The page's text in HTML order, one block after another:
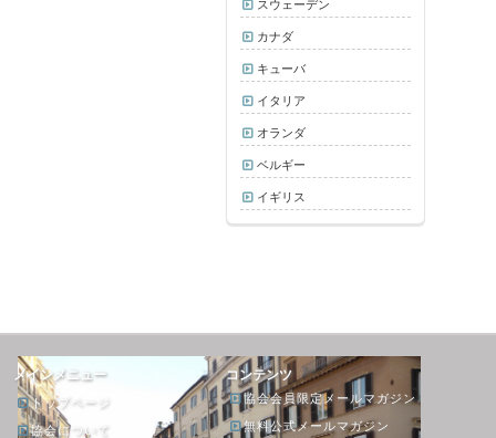
スウェーデン
カナダ
キューバ
イタリア
オランダ
ベルギー
イギリス
メインメニュー
トップページ
協会について
コンテンツ
協会会員限定メールマガジン
無料公式メールマガジン